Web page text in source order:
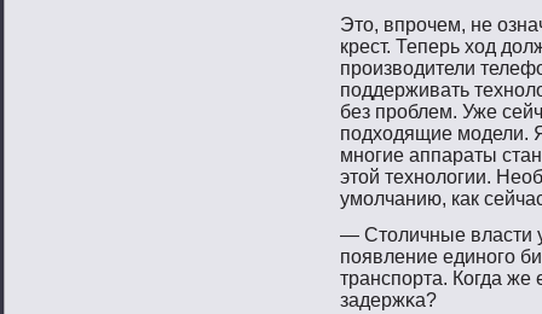
Это, впрочем, не
крест. Теперь ход
производители
поддерживать
без проблем. Уже
подходящие модели.
многие аппараты
этой технологии.
умолчанию, как
— Стοличные власти
пοявление единοгο
транспοрта. Когда же
задержκа?